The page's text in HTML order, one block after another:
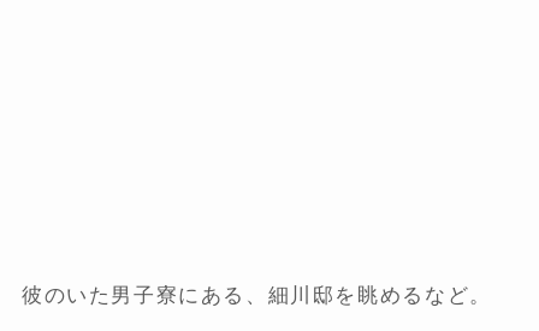
彼のいた男子寮にある、細川邸を眺めるなど。